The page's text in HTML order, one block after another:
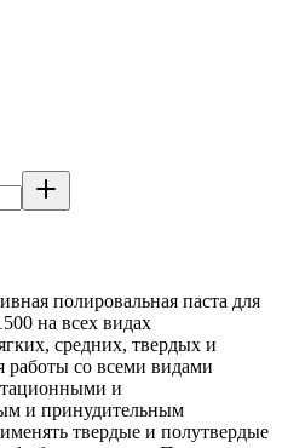
полировальная паста для
на всех видах
средних, твердых и
работы со всеми видами
и
и принудительным
твердые и полутвердые